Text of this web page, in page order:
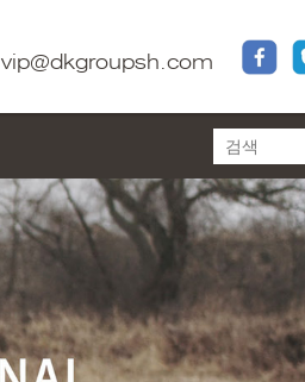
vip@dkgroupsh.com